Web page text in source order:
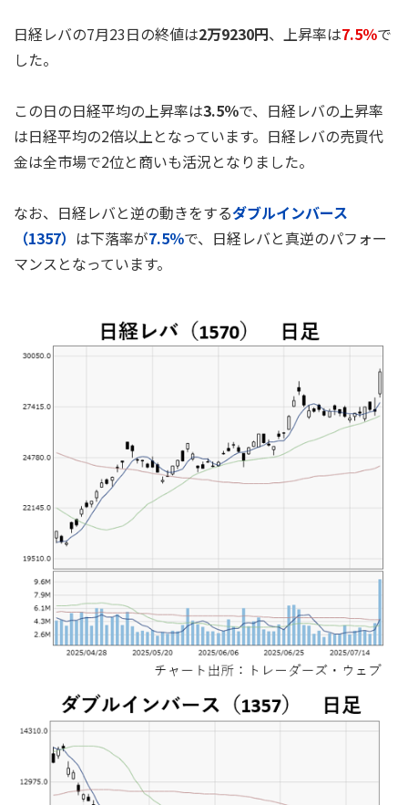
日経レバの7月23日の終値は2万9230円、上昇率は7.5％で
した。
この日の日経平均の上昇率は3.5％で、日経レバの上昇率
は日経平均の2倍以上となっています。日経レバの売買代
金は全市場で2位と商いも活況となりました。
なお、日経レバと逆の動きをするダブルインバース
（1357） は下落率が7.5％で、日経レバと真逆のパフォー
マンスとなっています。